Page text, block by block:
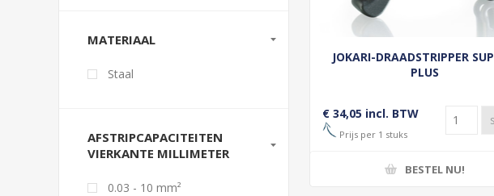
JOKARI-DRAADSTRIPPER
PLUS
€ 34,05 incl. BTW
Prijs per 1 stuks
BESTEL NU!
MATERIAAL
Staal
AFSTRIPCAPACITEITEN
VIERKANTE MILLIMETER
0.03 - 10 mm²